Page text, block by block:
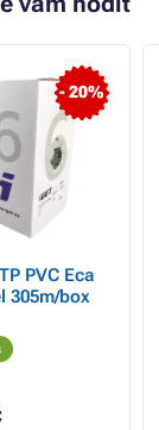
- 20%
PVC Eca
305m/box